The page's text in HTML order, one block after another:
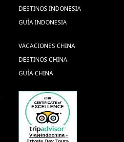
DESTINOS INDONESIA
GUÍA INDONESIA
VACACIONES CHINA
DESTINOS CHINA
GUÍA CHINA